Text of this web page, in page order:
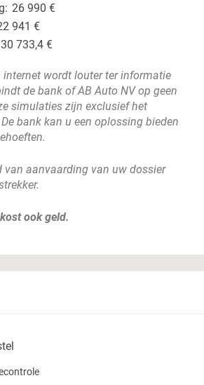
26 990 €
941 €
30 733,4 €
internet wordt louter ter informatie
de bank of AB Auto NV op geen
simulaties zijn exclusief het
bank kan u een oplossing bieden
van aanvaarding van uw dossier
ook geld.